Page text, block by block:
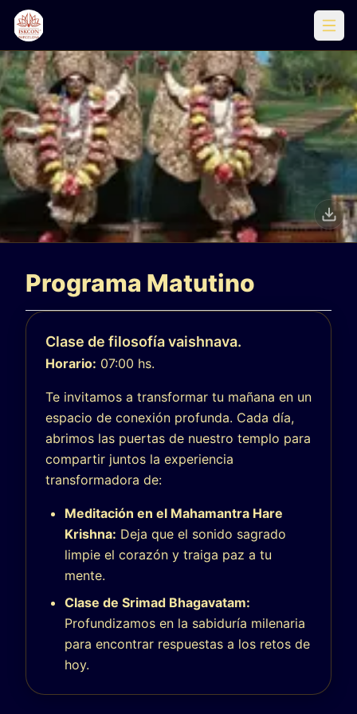
Corazón de Barcelona
Programa Matutino
Clase de filosofía vaishnava.
Horario: 07:00 hs.
Te invitamos a transformar tu mañana en un
espacio de conexión profunda. Cada día,
abrimos las puertas de nuestro templo para
compartir juntos la experiencia
transformadora de:
Meditación en el Mahamantra Hare
Krishna: Deja que el sonido sagrado
limpie el corazón y traiga paz a tu
mente.
Clase de Srimad Bhagavatam:
Profundizamos en la sabiduría milenaria
para encontrar respuestas a los retos de
hoy.